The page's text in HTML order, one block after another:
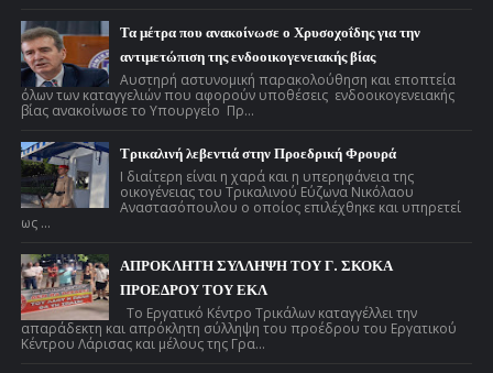
Τα μέτρα που ανακοίνωσε ο Χρυσοχοΐδης για την
αντιμετώπιση της ενδοοικογενειακής βίας
Αυστηρή αστυνομική παρακολούθηση και εποπτεία
όλων των καταγγελιών που αφορούν υποθέσεις ενδοοικογενειακής
βίας ανακοίνωσε το Υπουργείο Πρ...
Τρικαλινή λεβεντιά στην Προεδρική Φρουρά
Ι διαίτερη είναι η χαρά και η υπερηφάνεια της
οικογένειας του Τρικαλινού Εύζωνα Νικόλαου
Αναστασόπουλου ο οποίος επιλέχθηκε και υπηρετεί
ως ...
ΑΠΡΟΚΛΗΤΗ ΣΥΛΛΗΨΗ ΤΟΥ Γ. ΣΚΟΚΑ
ΠΡΟΕΔΡΟΥ ΤΟΥ ΕΚΛ
Το Εργατικό Κέντρο Τρικάλων καταγγέλλει την
απαράδεκτη και απρόκλητη σύλληψη του προέδρου του Εργατικού
Κέντρου Λάρισας και μέλους της Γρα...